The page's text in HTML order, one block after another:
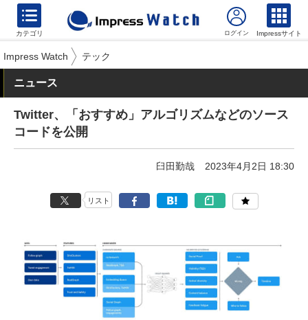
カテゴリ Impressサイト
Impress Watch テック
ニュース
Twitter、「おすすめ」アルゴリズムなどのソース
コードを公開
臼田勤哉 2023年4月2日 18:30
リスト